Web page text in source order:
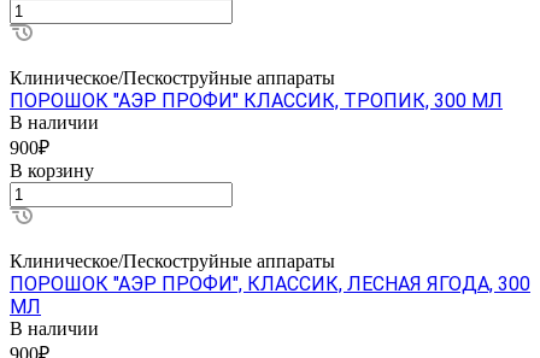
Клиническое/Пескоструйные аппараты
ПОРОШОК "АЭР ПРОФИ" КЛАССИК, ТРОПИК, 300 МЛ
В наличии
900₽
В корзину
Клиническое/Пескоструйные аппараты
ПОРОШОК "АЭР ПРОФИ", КЛАССИК, ЛЕСНАЯ ЯГОДА, 300
МЛ
В наличии